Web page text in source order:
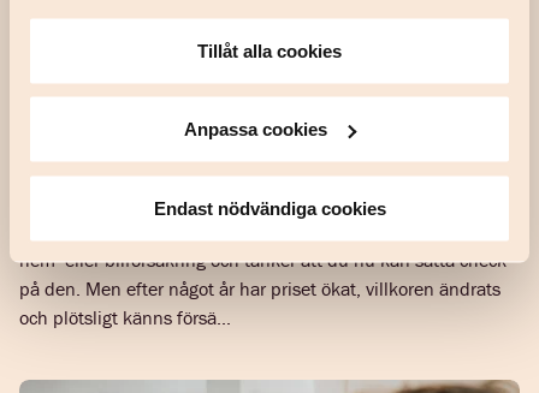
Tillåt alla cookies
Anpassa cookies
Endast nödvändiga cookies
Det lönar sig att ha koll på din
hem- och bilförsäkring
hem- eller bilförsäkring och tänker att du nu kan sätta check
på den. Men efter något år har priset ökat, villkoren ändrats
och plötsligt känns försä...